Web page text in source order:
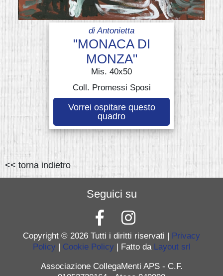
di Antonietta
"MONACA DI
MONZA"
Mis. 40x50
Coll. Promessi Sposi
Vorrei ospitare questo
quadro
<< torna indietro
Seguici su
Copyright © 2026 Tutti i diritti riservati | Privacy
Policy | Cookie Policy | Fatto da Layout srl
Associazione CollegaMenti APS - C.F.